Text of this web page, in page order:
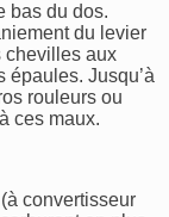
bas du dos.
du levier
chevilles aux
épaules. Jusqu’à
rouleurs ou
ces maux.
convertisseur